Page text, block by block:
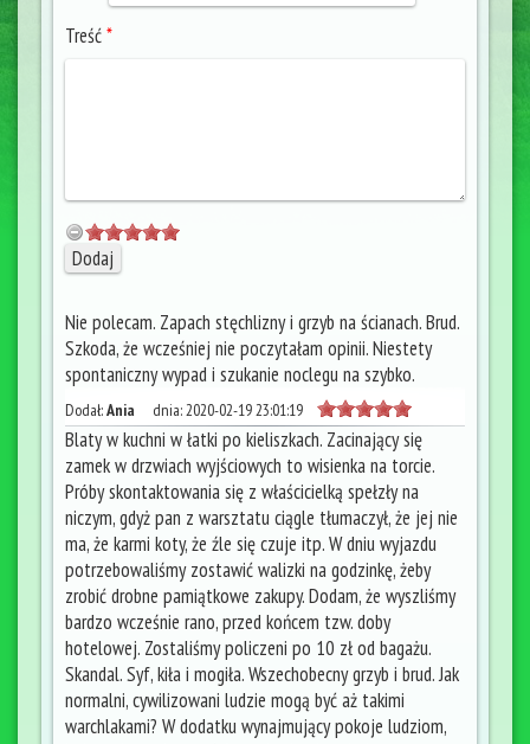
Treść*
Nie polecam. Zapach stęchlizny i grzyb na ścianach. Brud.
Szkoda, że wcześniej nie poczytałam opinii. Niestety
spontaniczny wypad i szukanie noclegu na szybko.
Dodał:Ania dnia:2020-02-19 23:01:19
Blaty w kuchni w łatki po kieliszkach. Zacinający się
zamek w drzwiach wyjściowych to wisienka na torcie.
Próby skontaktowania się z właścicielką spełzły na
niczym, gdyż pan z warsztatu ciągle tłumaczył, że jej nie
ma, że karmi koty, że źle się czuje itp. W dniu wyjazdu
potrzebowaliśmy zostawić walizki na godzinkę, żeby
zrobić drobne pamiątkowe zakupy. Dodam, że wyszliśmy
bardzo wcześnie rano, przed końcem tzw. doby
hotelowej. Zostaliśmy policzeni po 10 zł od bagażu.
Skandal. Syf, kiła i mogiła. Wszechobecny grzyb i brud. Jak
normalni, cywilizowani ludzie mogą być aż takimi
warchlakami? W dodatku wynajmujący pokoje ludziom,